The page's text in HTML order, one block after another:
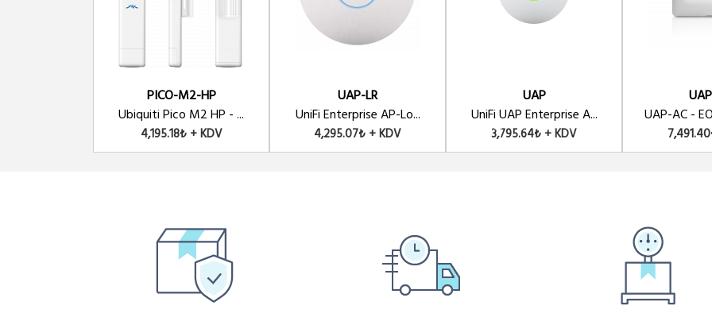
UBIQUITI UAP-AC-HD 802.11ac 2,4 GHz 5 GHz -5 PACK - POE SIZ
PICO-M2-HP
Ubiquiti Pico M2 HP - ...
4,195.18₺ + KDV
UAP-LR
UniFi Enterprise AP-Lo...
4,295.07₺ + KDV
UAP
UniFi UAP Enterprise A...
3,795.64₺ + KDV
UAP-AC -